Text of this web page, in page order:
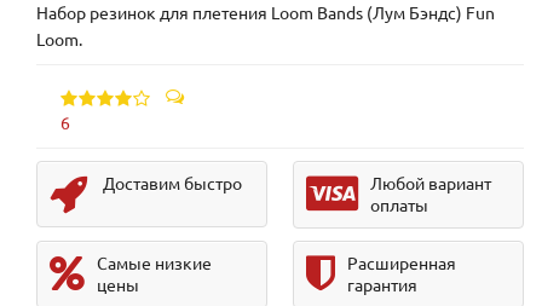
Набор резинок для плетения Loom Bands (Лум Бэндс) Fun
Loom.
6
Доставим быстро
Любой вариант
оплаты
Самые низкие
цены
Расширенная
гарантия